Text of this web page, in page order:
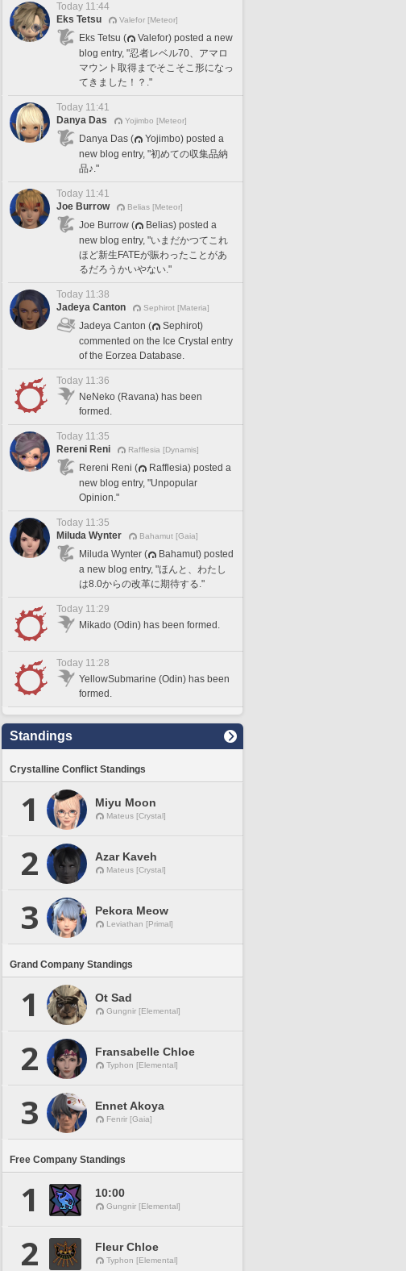
Today 11:44
Eks Tetsu
Valefor [Meteor]
Eks Tetsu (
Valefor) posted a new
blog entry, "忍者レベル70、アマロ
マウント取得までそこそこ形になっ
てきました！？."
Today 11:41
Danya Das
Yojimbo [Meteor]
Danya Das (
Yojimbo) posted a
new blog entry, "初めての収集品納
品♪."
Today 11:41
Joe Burrow
Belias [Meteor]
Joe Burrow (
Belias) posted a
new blog entry, "いまだかつてこれ
ほど新生FATEが賑わったことがあ
るだろうかいやない."
Today 11:38
Jadeya Canton
Sephirot [Materia]
Jadeya Canton (
Sephirot)
commented on the Ice Crystal entry
of the Eorzea Database.
Today 11:36
NeNeko (Ravana) has been
formed.
Today 11:35
Rereni Reni
Rafflesia [Dynamis]
Rereni Reni (
Rafflesia) posted a
new blog entry, "Unpopular
Opinion."
Today 11:35
Miluda Wynter
Bahamut [Gaia]
Miluda Wynter (
Bahamut) posted
a new blog entry, "ほんと、わたし
は8.0からの改革に期待する."
Today 11:29
Mikado (Odin) has been formed.
Today 11:28
YellowSubmarine (Odin) has been
formed.
Standings
Crystalline Conflict Standings
1 Miyu Moon
Mateus [Crystal]
2 Azar Kaveh
Mateus [Crystal]
3 Pekora Meow
Leviathan [Primal]
Grand Company Standings
1 Ot Sad
Gungnir [Elemental]
2 Fransabelle Chloe
Typhon [Elemental]
3 Ennet Akoya
Fenrir [Gaia]
Free Company Standings
1 10:00
Gungnir [Elemental]
2 Fleur Chloe
Typhon [Elemental]